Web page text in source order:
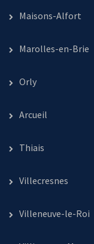
Maisons-Alfort
Marolles-en-Brie
Orly
Arcueil
Thiais
Villecresnes
Villeneuve-le-Roi